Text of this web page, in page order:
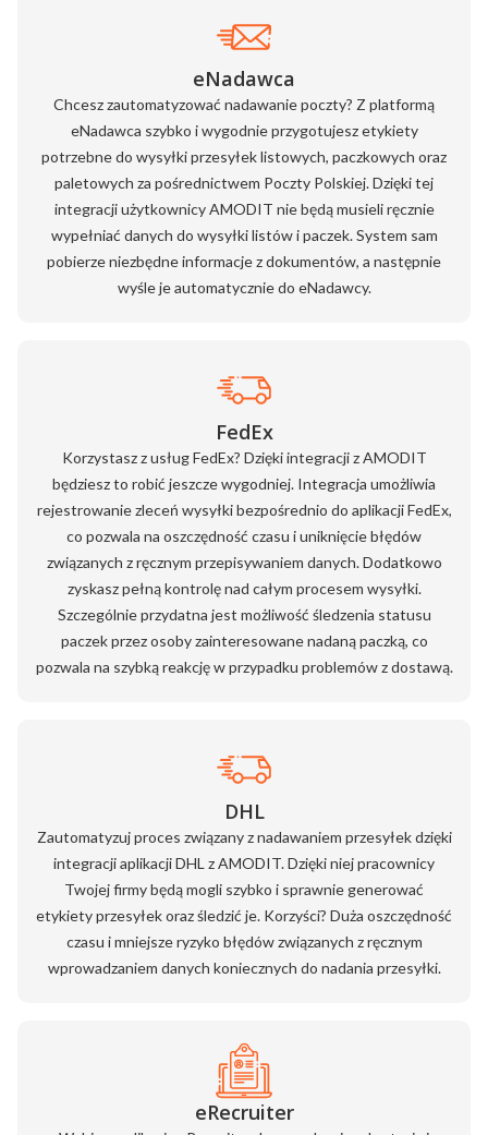
eNadawca
Chcesz zautomatyzować nadawanie poczty? Z platformą
eNadawca szybko i wygodnie przygotujesz etykiety
potrzebne do wysyłki przesyłek listowych, paczkowych oraz
paletowych za pośrednictwem Poczty Polskiej. Dzięki tej
integracji użytkownicy AMODIT nie będą musieli ręcznie
wypełniać danych do wysyłki listów i paczek. System sam
pobierze niezbędne informacje z dokumentów, a następnie
wyśle je automatycznie do eNadawcy.
FedEx
Korzystasz z usług FedEx? Dzięki integracji z AMODIT
będziesz to robić jeszcze wygodniej. Integracja umożliwia
rejestrowanie zleceń wysyłki bezpośrednio do aplikacji FedEx,
co pozwala na oszczędność czasu i uniknięcie błędów
związanych z ręcznym przepisywaniem danych. Dodatkowo
zyskasz pełną kontrolę nad całym procesem wysyłki.
Szczególnie przydatna jest możliwość śledzenia statusu
paczek przez osoby zainteresowane nadaną paczką, co
pozwala na szybką reakcję w przypadku problemów z dostawą.
DHL
Zautomatyzuj proces związany z nadawaniem przesyłek dzięki
integracji aplikacji DHL z AMODIT. Dzięki niej pracownicy
Twojej firmy będą mogli szybko i sprawnie generować
etykiety przesyłek oraz śledzić je. Korzyści? Duża oszczędność
czasu i mniejsze ryzyko błędów związanych z ręcznym
wprowadzaniem danych koniecznych do nadania przesyłki.
eRecruiter